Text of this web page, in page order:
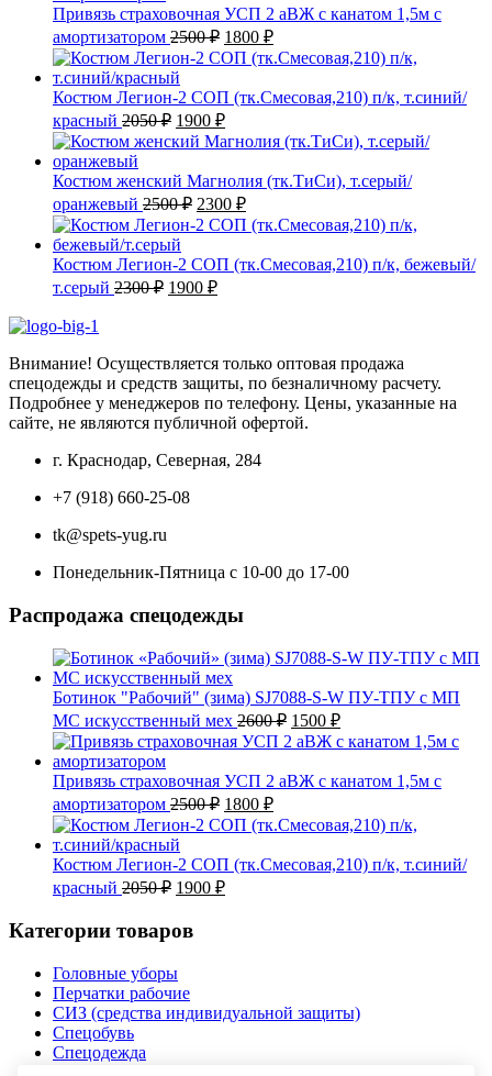
2600 ₽.
Привязь страховочная УСП 2 аВЖ с канатом 1,5м с
амортизатором 2500₽ Первоначальная
цена
составляла
2500 ₽.
1800 ₽Текущая
цена:
Костюм Легион-2 СОП (тк.Смесовая,210) п/к, т.синий/
красный 2050₽ Первоначальная
цена
составляла
2050 ₽.
1900 ₽Текущая
цена:
Костюм женский Магнолия (тк.ТиСи), т.серый/
оранжевый 2500₽ Первоначальная
цена
составляла
2500 ₽.
2300 ₽Текущая
цена:
Костюм Легион-2 СОП (тк.Смесовая,210) п/к, бежевый/
т.серый 2300₽ Первоначальная
1900 ₽Текущая
Внимание! Осуществляется только оптовая продажа
спецодежды и средств защиты, по безналичному расчету.
Подробнее у менеджеров по телефону. Цены, указанные на
сайте, не являются публичной офертой.
г. Краснодар, Северная, 284
+7 (918) 660-25-08
tk@spets-yug.ru
Понедельник-Пятница с 10-00 до 17-00
Распродажа спецодежды
Ботинок "Рабочий" (зима) SJ7088-S-W ПУ-ТПУ с МП
МС искусственный мех 2600₽ Первоначальная
цена
составляла
2600 ₽.
1500 ₽Текущая
цена:
Привязь страховочная УСП 2 аВЖ с канатом 1,5м с
амортизатором 2500₽ Первоначальная
цена
составляла
2500 ₽.
1800 ₽Текущая
цена:
Костюм Легион-2 СОП (тк.Смесовая,210) п/к, т.синий/
красный 2050₽ Первоначальная
1900 ₽Текущая
Категории товаров
Головные уборы
Перчатки рабочие
СИЗ (средства индивидуальной защиты)
Спецобувь
Спецодежда